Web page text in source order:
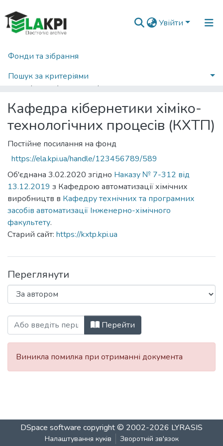
Увійти
Фонди та зібрання
Пошук за критеріями
Головна
Переглянути за автором
Кафедра кібернетики хіміко-
технологічних процесів (КХТП)
Постійне посилання на фонд
https://ela.kpi.ua/handle/123456789/589
Об'єднана 3.02.2020 згідно Наказу № 7-312 від
13.12.2019 з Кафедрою автоматизації хімічних
виробництв в Кафедру технічних та програмних
засобів автоматизації Інженерно-хімічного
факультету.
Старий сайт: https://kxtp.kpi.ua
Переглянути
Перегляд Кафедра кібернетики
Перейти
Виникла помилка при отриманні документа
DSpace software copyright © 2002-2026 LYRASIS
Налаштування куків Зворотній зв'язок